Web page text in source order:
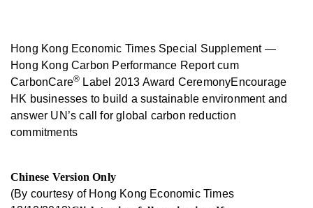
Hong Kong Economic Times Special Supplement —
Hong Kong Carbon Performance Report cum
CarbonCare® Label 2013 Award CeremonyEncourage
HK businesses to build a sustainable environment and
answer UN’s call for global carbon reduction
commitments
Chinese Version Only
(By courtesy of Hong Kong Economic Times